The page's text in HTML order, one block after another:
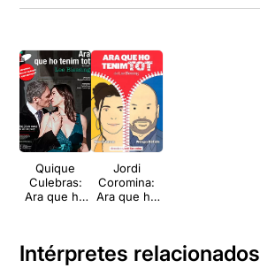
Quique
Culebras:
Ara que ho
Jordi
Coromina:
Ara que ho
Intérpretes relacionados